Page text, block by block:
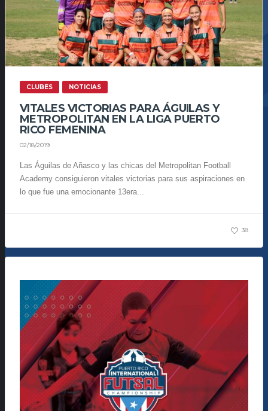
CLUBES NOTICIAS
VITALES VICTORIAS PARA ÁGUILAS Y
METROPOLITAN EN LA LIGA PUERTO
RICO FEMENINA
02/18/2019
Las Águilas de Añasco y las chicas del Metropolitan Football
Academy consiguieron vitales victorias para sus aspiraciones en
lo que fue una emocionante 13era...
38